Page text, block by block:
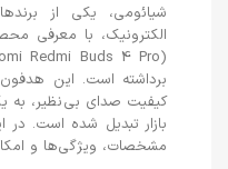
شیائومی، یکی از
الکترونیک، با معرفی
برداشته است. این
کیفیت صدای بی‌نظیر، به
بازار تبدیل شده است. در
مشخصات، ویژگی‌ها و